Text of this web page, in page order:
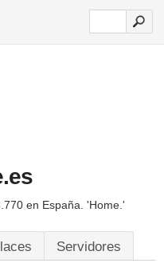
en España. 'Home.'
Servidores